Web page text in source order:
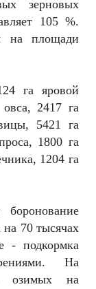
зерновых
105 %.
на площади
га яровой
2417 га
5421 га
1800 га
1204 га
70 тысячах
- подкормка
На
озимых на